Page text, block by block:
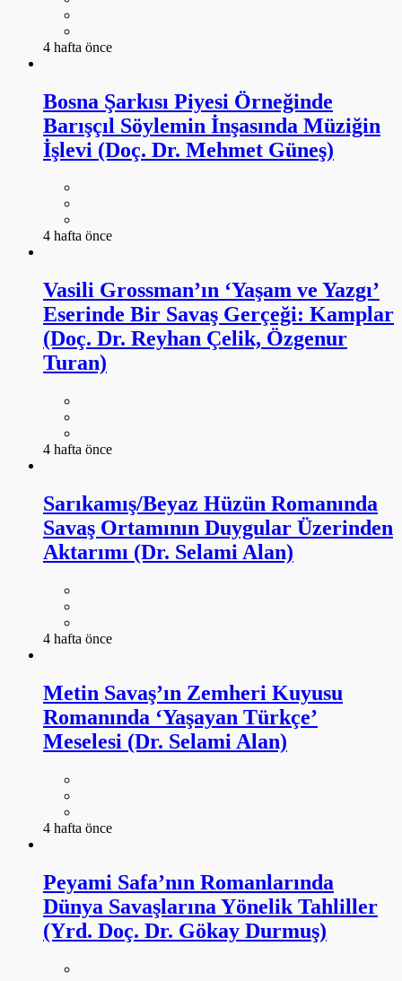
4 hafta önce
Bosna Şarkısı Piyesi Örneğinde
Barışçıl Söylemin İnşasında Müziğin
İşlevi (Doç. Dr. Mehmet Güneş)
4 hafta önce
Vasili Grossman’ın ‘Yaşam ve Yazgı’
Eserinde Bir Savaş Gerçeği: Kamplar
(Doç. Dr. Reyhan Çelik, Özgenur
Turan)
4 hafta önce
Sarıkamış/Beyaz Hüzün Romanında
Savaş Ortamının Duygular Üzerinden
Aktarımı (Dr. Selami Alan)
4 hafta önce
Metin Savaş’ın Zemheri Kuyusu
Romanında ‘Yaşayan Türkçe’
Meselesi (Dr. Selami Alan)
4 hafta önce
Peyami Safa’nın Romanlarında
Dünya Savaşlarına Yönelik Tahliller
(Yrd. Doç. Dr. Gökay Durmuş)